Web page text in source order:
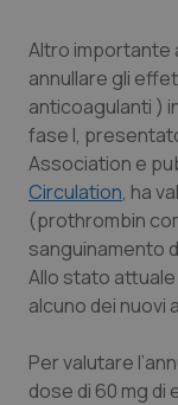
Altro importante
annullare gli
anticoagulanti )
fase I,
Association e
Circulation, ha
(prothrombin
sanguinamento
Allo stato
alcuno dei nuovi
Per valutare
dose di 60 mg
I cookie
sito web
protette
funzionare
Nome